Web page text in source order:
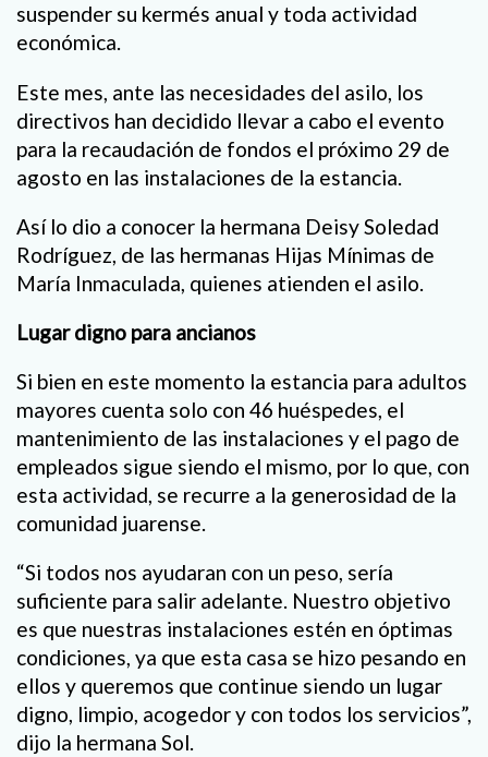
suspender su kermés anual y toda actividad
económica.
Este mes, ante las necesidades del asilo, los
directivos han decidido llevar a cabo el evento
para la recaudación de fondos el próximo 29 de
agosto en las instalaciones de la estancia.
Así lo dio a conocer la hermana Deisy Soledad
Rodríguez, de las hermanas Hijas Mínimas de
María Inmaculada, quienes atienden el asilo.
Lugar digno para ancianos
Si bien en este momento la estancia para adultos
mayores cuenta solo con 46 huéspedes, el
mantenimiento de las instalaciones y el pago de
empleados sigue siendo el mismo, por lo que, con
esta actividad, se recurre a la generosidad de la
comunidad juarense.
“Si todos nos ayudaran con un peso, sería
suficiente para salir adelante. Nuestro objetivo
es que nuestras instalaciones estén en óptimas
condiciones, ya que esta casa se hizo pesando en
ellos y queremos que continue siendo un lugar
digno, limpio, acogedor y con todos los servicios”,
dijo la hermana Sol.